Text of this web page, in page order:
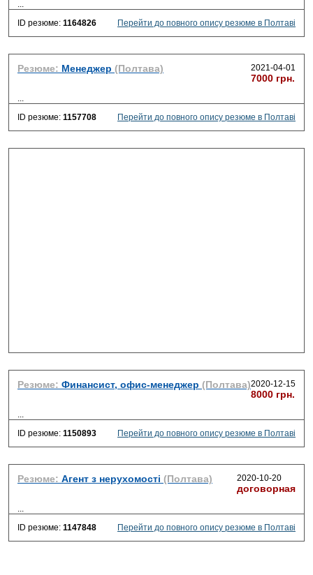
...
ID резюме: 1164826 Перейти до повного опису резюме в Полтаві
Резюме: Менеджер (Полтава) 2021-04-01
7000 грн.
...
ID резюме: 1157708 Перейти до повного опису резюме в Полтаві
Резюме: Финансист, офис-менеджер (Полтава)2020-12-15
8000 грн.
...
ID резюме: 1150893 Перейти до повного опису резюме в Полтаві
Резюме: Агент з нерухомості (Полтава) 2020-10-20
договорная
...
ID резюме: 1147848 Перейти до повного опису резюме в Полтаві